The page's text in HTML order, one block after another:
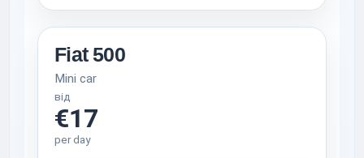
Fiat 500
Mini car
від
€17
per day